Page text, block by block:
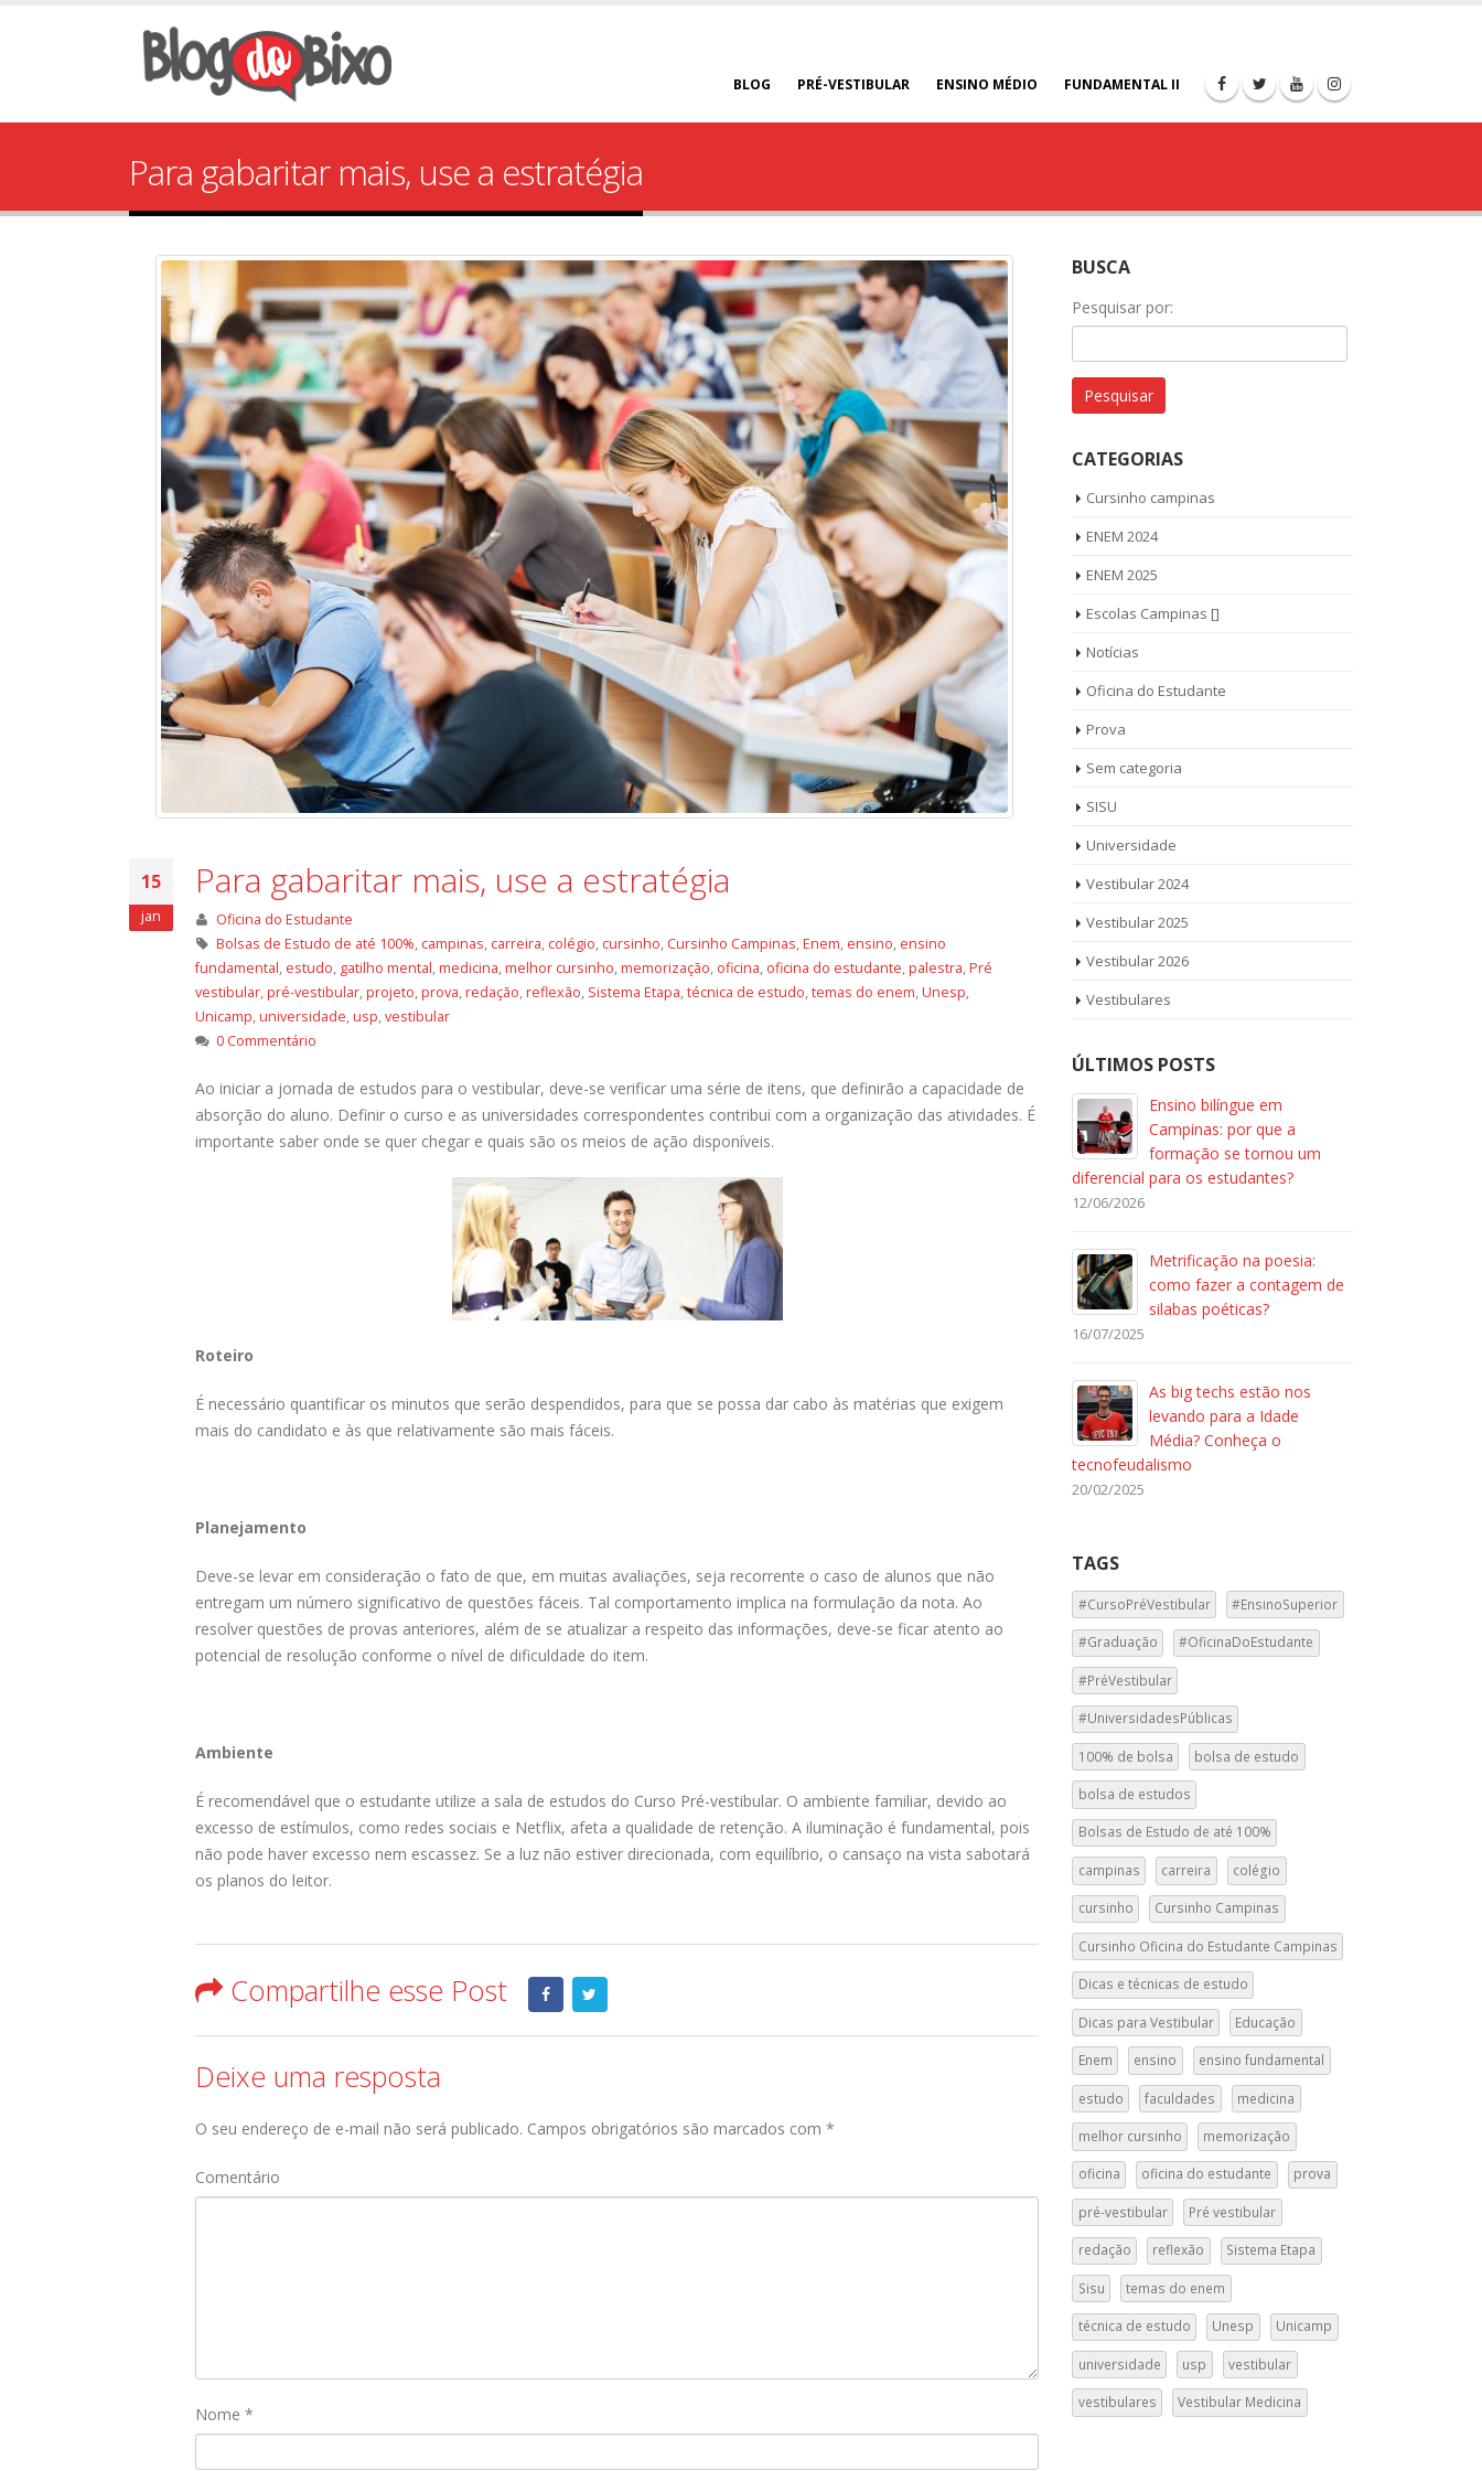
BLOG PRÉ-VESTIBULAR ENSINO MÉDIO FUNDAMENTAL II
Para gabaritar mais, use a estratégia
15
jan
Para gabaritar mais, use a estratégia
Oficina do Estudante
Bolsas de Estudo de até 100%, campinas, carreira, colégio, cursinho, Cursinho Campinas,Enem, ensino, ensino
fundamental, estudo, gatilho mental,medicina,melhor cursinho,memorização, oficina, oficina do estudante,palestra,Pré
vestibular,pré-vestibular,projeto,prova,redação,reflexão, Sistema Etapa,técnica de estudo,temas do enem,Unesp,
Unicamp,universidade,usp,vestibular
0 Commentário
Ao iniciar a jornada de estudos para o vestibular, deve-se verificar uma série de itens, que definirão a capacidade de
absorção do aluno. Definir o curso e as universidades correspondentes contribui com a organização das atividades. É
importante saber onde se quer chegar e quais são os meios de ação disponíveis.
Roteiro
É necessário quantificar os minutos que serão despendidos, para que se possa dar cabo às matérias que exigem
mais do candidato e às que relativamente são mais fáceis.
Planejamento
Deve-se levar em consideração o fato de que, em muitas avaliações, seja recorrente o caso de alunos que não
entregam um número significativo de questões fáceis. Tal comportamento implica na formulação da nota. Ao
resolver questões de provas anteriores, além de se atualizar a respeito das informações, deve-se ficar atento ao
potencial de resolução conforme o nível de dificuldade do item.
Ambiente
É recomendável que o estudante utilize a sala de estudos do Curso Pré-vestibular. O ambiente familiar, devido ao
excesso de estímulos, como redes sociais e Netflix, afeta a qualidade de retenção. A iluminação é fundamental, pois
não pode haver excesso nem escassez. Se a luz não estiver direcionada, com equilíbrio, o cansaço na vista sabotará
os planos do leitor.
Compartilhe esse Post
Deixe uma resposta
O seu endereço de e-mail não será publicado. Campos obrigatórios são marcados com *
Comentário
Nome *
BUSCA
Pesquisar por:
CATEGORIAS
Cursinho campinas
ENEM 2024
ENEM 2025
Escolas Campinas []
Notícias
Oficina do Estudante
Prova
Sem categoria
SISU
Universidade
Vestibular 2024
Vestibular 2025
Vestibular 2026
Vestibulares
ÚLTIMOS POSTS
Ensino bilíngue em
Campinas: por que a
formação se tornou um
diferencial para os estudantes?
12/06/2026
Metrificação na poesia:
como fazer a contagem de
silabas poéticas?
16/07/2025
As big techs estão nos
levando para a Idade
Média? Conheça o
tecnofeudalismo
20/02/2025
TAGS
#CursoPréVestibular #EnsinoSuperior
#Graduação #OficinaDoEstudante
#PréVestibular
#UniversidadesPúblicas
100% de bolsa bolsa de estudo
bolsa de estudos
Bolsas de Estudo de até 100%
campinas carreira colégio
cursinho Cursinho Campinas
Cursinho Oficina do Estudante Campinas
Dicas e técnicas de estudo
Dicas para Vestibular Educação
Enem ensino ensino fundamental
estudo faculdades medicina
melhor cursinho memorização
oficina oficina do estudante prova
pré-vestibular Pré vestibular
redação reflexão Sistema Etapa
Sisu temas do enem
técnica de estudo Unesp Unicamp
universidade usp vestibular
vestibulares Vestibular Medicina